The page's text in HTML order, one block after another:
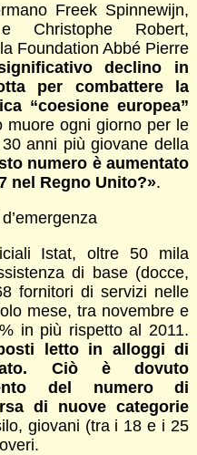
Freek Spinnewijn,
Christophe Robert,
Foundation Abbé Pierre
declino in
per combattere la
“coesione europea”
muore ogni giorno per le
anni più giovane della
numero è aumentato
nel Regno Unito?».
Istat, oltre 50 mila
di base (docce,
fornitori di servizi nelle
mese, tra novembre e
in più rispetto al 2011.
letto in alloggi di
Ciò è dovuto
del numero di
di nuove categorie
giovani (tra i 18 e i 25